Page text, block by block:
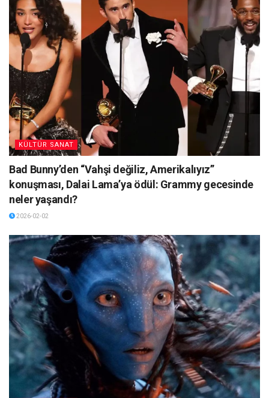
KÜLTÜR SANAT
Bad Bunny’den “Vahşi değiliz, Amerikalıyız”
konuşması, Dalai Lama’ya ödül: Grammy gecesinde
neler yaşandı?
2026-02-02